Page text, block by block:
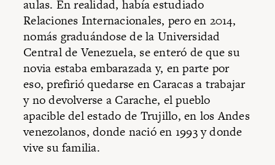
aulas. En realidad, había estudiado
Relaciones Internacionales, pero en 2014,
nomás graduándose de la Universidad
Central de Venezuela, se enteró de que su
novia estaba embarazada y, en parte por
eso, prefirió quedarse en Caracas a trabajar
y no devolverse a Carache, el pueblo
apacible del estado de Trujillo, en los Andes
venezolanos, donde nació en 1993 y donde
vive su familia.